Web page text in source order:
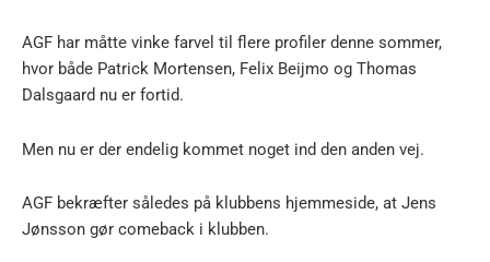
AGF har måtte vinke farvel til flere profiler denne sommer,
hvor både Patrick Mortensen, Felix Beijmo og Thomas
Dalsgaard nu er fortid.
Men nu er der endelig kommet noget ind den anden vej.
AGF bekræfter således på klubbens hjemmeside, at Jens
Jønsson gør comeback i klubben.